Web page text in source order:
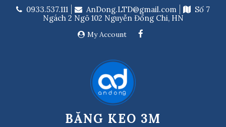
0933.537.111 AnDong.LTD@gmail.com
Số 7
Ngách 2 Ngõ 102 Nguyễn Đổng Chi, HN
My Account
BĂNG KEO 3M